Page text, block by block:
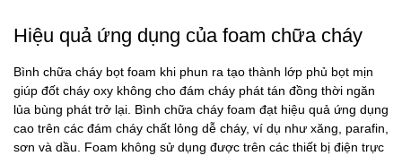
Hiệu quả ứng dụng của foam chữa cháy
Bình chữa cháy bọt foam khi phun ra tạo thành lớp phủ bọt mịn
giúp đốt cháy oxy không cho đám cháy phát tán đồng thời ngăn
lủa bùng phát trở lại. Bình chữa cháy foam đạt hiệu quả ứng dụng
cao trên các đám cháy chất lỏng dễ cháy, ví dụ như xăng, parafin,
sơn và dầu. Foam không sử dụng được trên các thiết bị điện trực